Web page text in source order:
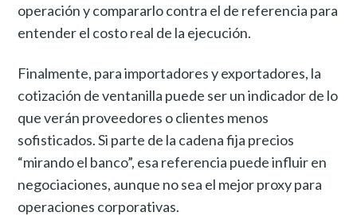
operación y compararlo contra el de referencia para
entender el costo real de la ejecución.
Finalmente, para importadores y exportadores, la
cotización de ventanilla puede ser un indicador de lo
que verán proveedores o clientes menos
sofisticados. Si parte de la cadena fija precios
“mirando el banco”, esa referencia puede influir en
negociaciones, aunque no sea el mejor proxy para
operaciones corporativas.